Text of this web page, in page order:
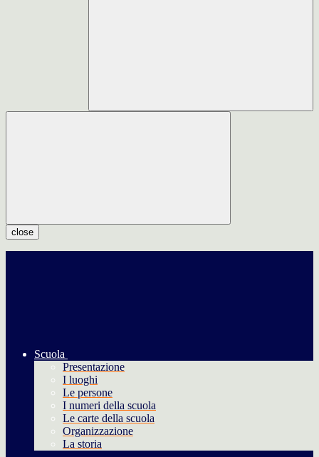
close
Scuola
Presentazione
I luoghi
Le persone
I numeri della scuola
Le carte della scuola
Organizzazione
La storia